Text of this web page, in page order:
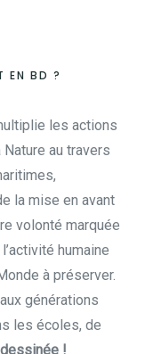
EN BD ?
les actions
au travers
la mise en avant
volonté marquée
humaine
à préserver.
générations
les écoles, de
dessinée !